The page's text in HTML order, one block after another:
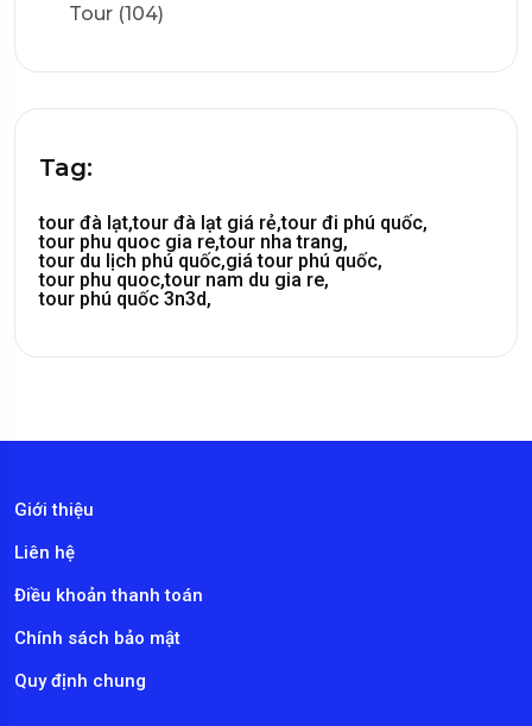
Tour (104)
Tag:
tour đà lạt,tour đà lạt giá rẻ,tour đi phú quốc,
tour phu quoc gia re,tour nha trang,
tour du lịch phú quốc,giá tour phú quốc,
tour phu quoc,tour nam du gia re,
tour phú quốc 3n3d,
Giới thiệu
Liên hệ
Điều khoản thanh toán
Chính sách bảo mật
Quy định chung